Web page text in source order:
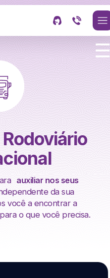
auxiliar nos seus
da sua
você a encontrar a
para o que você precisa.